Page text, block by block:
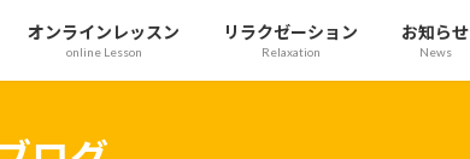
オンラインレッスン
online Lesson
リラクゼーション
Relaxation
お知らせ
News